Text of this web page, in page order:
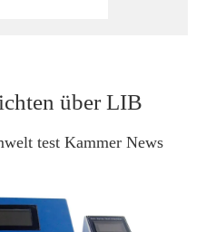
über LIB
test Kammer News